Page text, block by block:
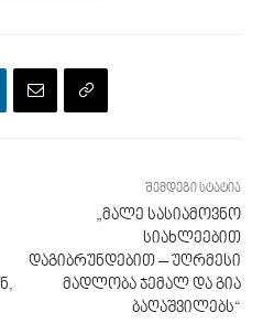
შემდეგი სტატია
„მალე სასიამოვნო
სიახლეებით
დაგიბრუნდებით – უღრმესი
მადლობა ჯემალ და გია
ბაღაშვილებს“